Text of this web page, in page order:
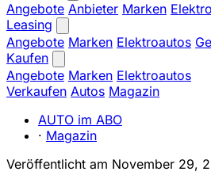
Angebote Anbieter Marken
Leasing
Angebote Marken Elektroautos
Kaufen
Angebote Marken Elektroautos
Verkaufen Autos Magazin
AUTO im ABO
· Magazin
Veröffentlicht am November 29,